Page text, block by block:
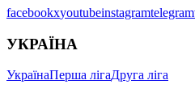
facebookxyoutubeinstagramtelegram
УКРАЇНА
УкраїнаПерша лігаДруга ліга